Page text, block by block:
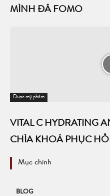
MÌNH ĐÃ FOMO
Dược mỹ phẩm
VITAL C HYDRATING
CHÌA KHOÁ PHỤC
Mục chính
BLOG